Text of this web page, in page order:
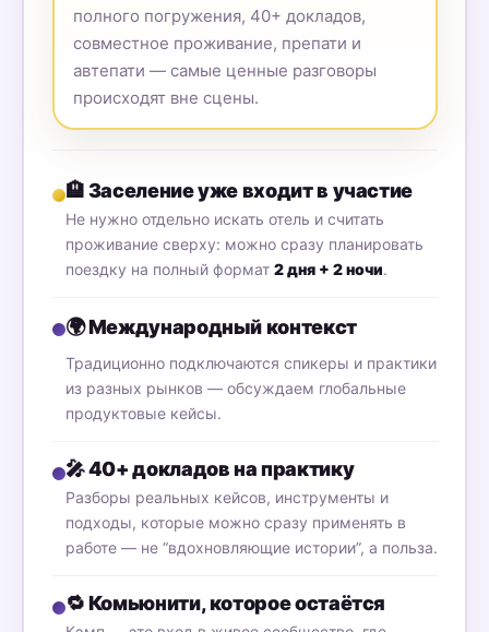
полного погружения, 40+ докладов,
совместное проживание, препати и
автепати — самые ценные разговоры
происходят вне сцены.
🏨Заселение уже входит в участие
Не нужно отдельно искать отель и считать
проживание сверху: можно сразу планировать
поездку на полный формат 2 дня + 2 ночи.
🌍Международный контекст
Традиционно подключаются спикеры и практики
из разных рынков — обсуждаем глобальные
продуктовые кейсы.
🎤40+ докладов на практику
Разборы реальных кейсов, инструменты и
подходы, которые можно сразу применять в
работе — не “вдохновляющие истории”, а польза.
🔁Комьюнити, которое остаётся